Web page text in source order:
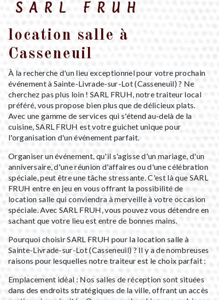
SARL FRUH
location salle à
Casseneuil
À la recherche d'un lieu exceptionnel pour votre prochain
événement à Sainte-Livrade-sur-Lot (Casseneuil) ? Ne
cherchez pas plus loin ! SARL FRUH, notre traiteur local
préféré, vous propose bien plus que de délicieux plats.
Avec une gamme de services qui s'étend au-delà de la
cuisine, SARL FRUH est votre guichet unique pour
l'organisation d'un événement parfait.
Organiser un événement, qu'il s'agisse d'un mariage, d'un
anniversaire, d'une réunion d'affaires ou d'une célébration
spéciale, peut être une tâche stressante. C'est là que SARL
FRUH entre en jeu en vous offrant la possibilité de
location salle qui conviendra à merveille à votre occasion
spéciale. Avec SARL FRUH, vous pouvez vous détendre en
sachant que votre lieu est entre de bonnes mains.
Pourquoi choisir SARL FRUH pour la location salle à
Sainte-Livrade-sur-Lot (Casseneuil) ? Il y a de nombreuses
raisons pour lesquelles notre traiteur est le choix parfait :
Emplacement idéal : Nos salles de réception sont situées
dans des endroits stratégiques de la ville, offrant un accès